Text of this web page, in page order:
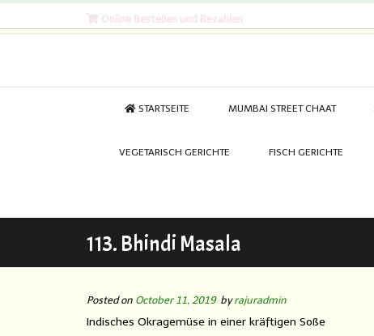
Online Bestellen und Bezahlen
STARTSEITE MUMBAI STREET CHAAT
VEGETARISCH GERICHTE FISCH GERICHTE
113. Bhindi Masala
Posted on October 11, 2019 byrajuradmin
Indisches Okragemüse in einer kräftigen Soße